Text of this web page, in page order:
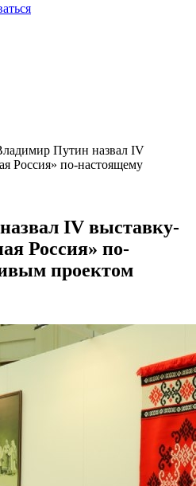
Путин назвал IV
Россия» по-настоящему
IV выставку-
Россия» по-
проектом